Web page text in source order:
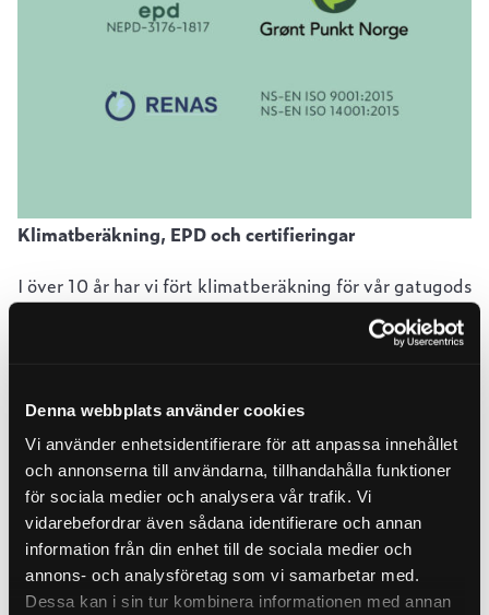
Denna webbplats använder cookies
Vi använder enhetsidentifierare för att anpassa innehållet
och annonserna till användarna, tillhandahålla funktioner
för sociala medier och analysera vår trafik. Vi
vidarebefordrar även sådana identifierare och annan
information från din enhet till de sociala medier och
annons- och analysföretag som vi samarbetar med.
Dessa kan i sin tur kombinera informationen med annan
Klimatberäkning, EPD och certifieringar
I över 10 år har vi fört klimatberäkning för vår gatugods
tredje parts
leverantör. Allt vårt gatugods i segjärn är ocksåEPD-